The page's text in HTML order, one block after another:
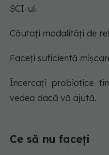
SCI-ul.
Căutați modalități de
Faceți suficientă
Încercați probiotice
vedea dacă vă ajută.
Ce să nu faceți